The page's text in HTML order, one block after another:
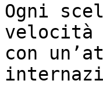
Ogni
velocità
con